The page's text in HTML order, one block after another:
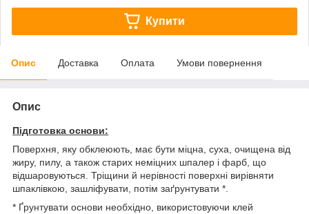
Купити
Опис Доставка Оплата Умови повернення
Опис
Підготовка основи:
Поверхня, яку обклеюють, має бути міцна, суха, очищена від
жиру, пилу, а також старих неміцних шпалер і фарб, що
відшаровуються. Тріщини й нерівності поверхні вирівняти
шпаклівкою, зашліфувати, потім заґрунтувати *.
* Ґрунтувати основи необхідно, використовуючи клей